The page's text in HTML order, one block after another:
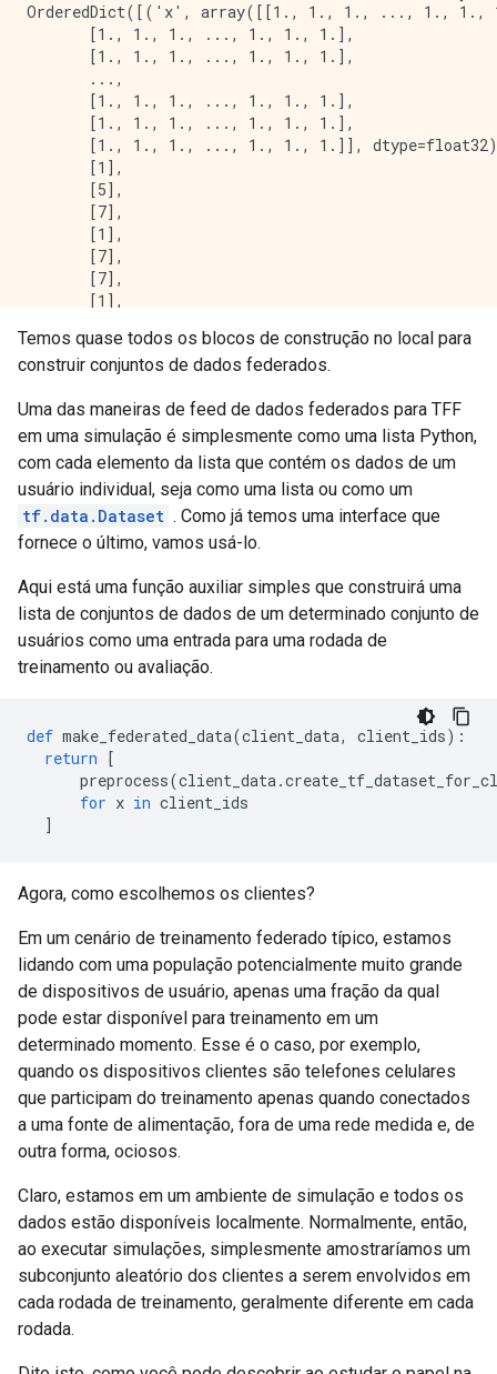
OrderedDict([('x', array([[1., 1., 1., ..., 1., 1.,
       [1., 1., 1., ..., 1., 1., 1.],
       [1., 1., 1., ..., 1., 1., 1.],
       ...,
       [1., 1., 1., ..., 1., 1., 1.],
       [1., 1., 1., ..., 1., 1., 1.],
[1., 1., 1., ..., 1., 1., 1.]],
       [1],
       [5],
       [7],
       [1],
       [7],
       [7],
       [1],
       [7],
       [4],
       [2],
       [5],
       [4],
       [1],
       [1],
       [0],
       [0],
Temos quase todos os blocos de construção no local para
construir conjuntos de dados federados.
Uma das maneiras de feed de dados federados para TFF
em uma simulação é simplesmente como uma lista Python,
com cada elemento da lista que contém os dados de um
usuário individual, seja como uma lista ou como um
tf.data.Dataset . Como já temos uma interface que
fornece o último, vamos usá-lo.
Aqui está uma função auxiliar simples que construirá uma
lista de conjuntos de dados de um determinado conjunto de
usuários como uma entrada para uma rodada de
treinamento ou avaliação.
def make_federated_data(client_data, client_ids):
return [
preprocess(client_data.
for x in client_ids
]
Agora, como escolhemos os clientes?
Em um cenário de treinamento federado típico, estamos
lidando com uma população potencialmente muito grande
de dispositivos de usuário, apenas uma fração da qual
pode estar disponível para treinamento em um
determinado momento. Esse é o caso, por exemplo,
quando os dispositivos clientes são telefones celulares
que participam do treinamento apenas quando conectados
a uma fonte de alimentação, fora de uma rede medida e, de
outra forma, ociosos.
Claro, estamos em um ambiente de simulação e todos os
dados estão disponíveis localmente. Normalmente, então,
ao executar simulações, simplesmente amostraríamos um
subconjunto aleatório dos clientes a serem envolvidos em
cada rodada de treinamento, geralmente diferente em cada
rodada.